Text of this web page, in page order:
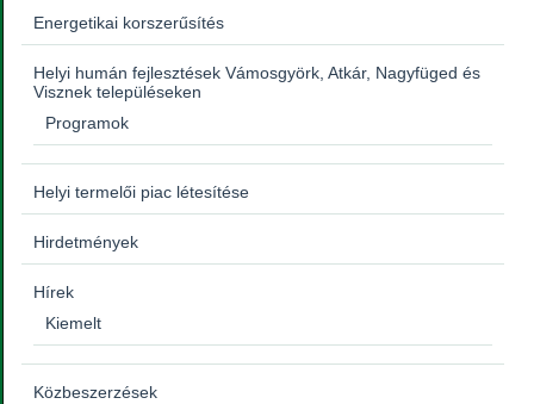
Energetikai korszerűsítés
Helyi humán fejlesztések Vámosgyörk, Atkár, Nagyfüged és
Visznek településeken
Programok
Helyi termelői piac létesítése
Hirdetmények
Hírek
Kiemelt
Közbeszerzések